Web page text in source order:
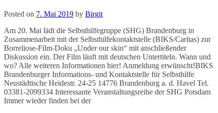
Posted on 7. Mai 2019 by Birgit
Am 20. Mai lädt die Selbsthilfegruppe (SHG) Brandenburg in
Zusammenarbeit mit der Selbsthilfekontaktstelle (BIKS/Caritas) zur
Borreliose-Film-Doku „Under our skin“ mit anschließender
Diskussion ein. Der Film läuft mit deutschen Untertiteln. Wann und
wo? Alle weiteren Informationen hier! Anmeldung erwünscht!BIKS
Brandenburger Informations- und Kontaktstelle für Selbsthilfe
Neustädtische Heidestr. 24-25 14776 Brandenburg a. d. Havel Tel.
03381-2099334 Interessante Veranstaltungsreihe der SHG Potsdam
Immer wieder finden bei der